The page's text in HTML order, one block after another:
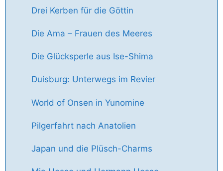
Drei Kerben für die Göttin
Die Ama – Frauen des Meeres
Die Glücksperle aus Ise-Shima
Duisburg: Unterwegs im Revier
World of Onsen in Yunomine
Pilgerfahrt nach Anatolien
Japan und die Plüsch-Charms